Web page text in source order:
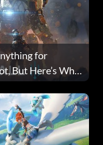
for
But Here’s Why